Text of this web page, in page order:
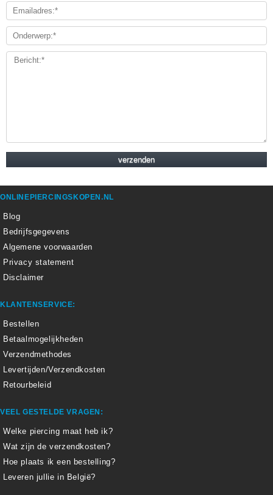
ONLINEPIERCINGSKOPEN.NL
Blog
Bedrijfsgegevens
Algemene voorwaarden
Privacy statement
Disclaimer
KLANTENSERVICE:
Bestellen
Betaalmogelijkheden
Verzendmethodes
Levertijden/Verzendkosten
Retourbeleid
VEEL GESTELDE VRAGEN:
Welke piercing maat heb ik?
Wat zijn de verzendkosten?
Hoe plaats ik een bestelling?
Leveren jullie in België?